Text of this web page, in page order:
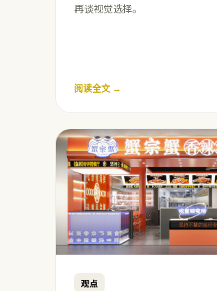
再谈视觉选择。
阅读全文 →
观点